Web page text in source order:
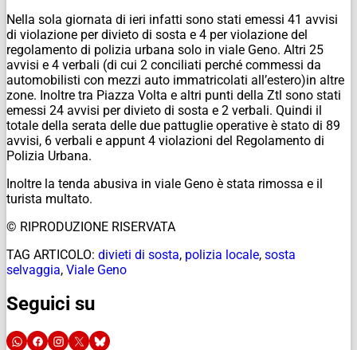
Nella sola giornata di ieri infatti sono stati emessi 41 avvisi
di violazione per divieto di sosta e 4 per violazione del
regolamento di polizia urbana solo in viale Geno. Altri 25
avvisi e 4 verbali (di cui 2 conciliati perché commessi da
automobilisti con mezzi auto immatricolati all’estero)in altre
zone. Inoltre tra Piazza Volta e altri punti della Ztl sono stati
emessi 24 avvisi per divieto di sosta e 2 verbali. Quindi il
totale della serata delle due pattuglie operative è stato di 89
avvisi, 6 verbali e appunt 4 violazioni del Regolamento di
Polizia Urbana.
Inoltre la tenda abusiva in viale Geno è stata rimossa e il
turista multato.
© RIPRODUZIONE RISERVATA
TAG ARTICOLO: divieti di sosta, polizia locale, sosta
selvaggia, Viale Geno
Seguici su